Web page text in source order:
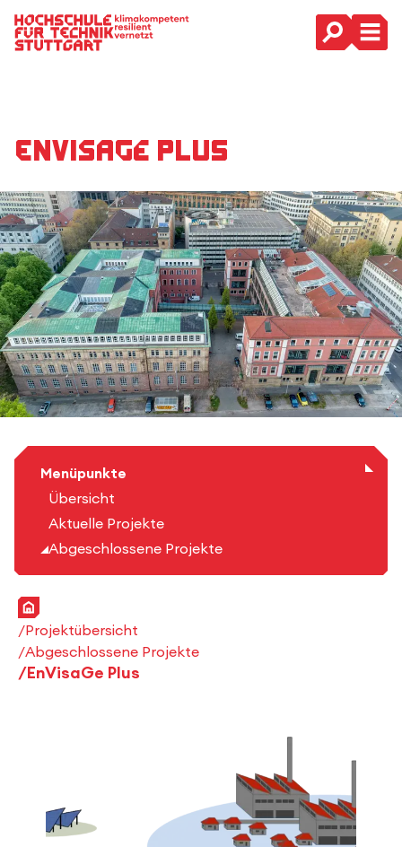
Hauptnavigation
EnVisaGe Plus
Menüpunkte
Übersicht
Aktuelle Projekte
Abgeschlossene Projekte
Startseite
Projektübersicht
Abgeschlossene Projekte
EnVisaGe Plus